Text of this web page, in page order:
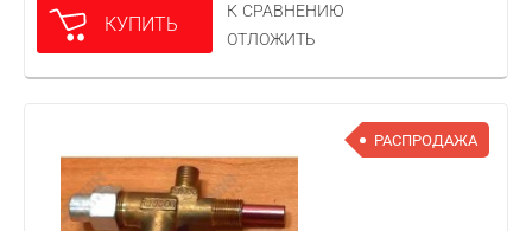
КУПИТЬ
К СРАВНЕНИЮ
ОТЛОЖИТЬ
РАСПРОДАЖА